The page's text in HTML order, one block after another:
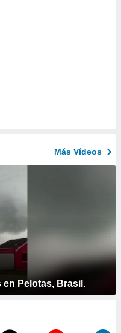
Más Vídeos
Pelotas, Brasil.